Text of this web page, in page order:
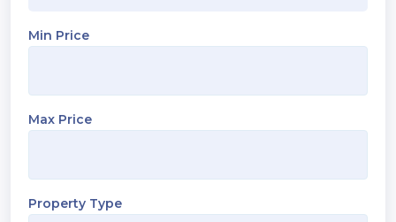
Min Price
Max Price
Property Type